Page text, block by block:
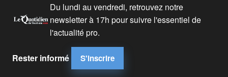
Du lundi au vendredi, retrouvez notre
newsletter à 17h pour suivre l'essentiel de
l'actualité pro.
Rester informé S'inscrire